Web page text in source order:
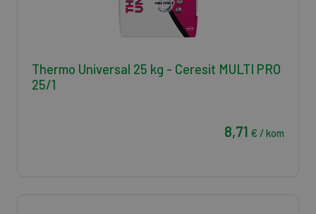
Thermo Universal 25 kg - Ceresit MULTI PRO
25/1
8,71 € / kom